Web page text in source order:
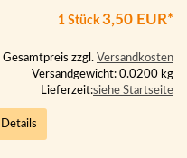
1 Stück3,50 EUR*
Gesamtpreis zzgl. Versandkosten
Versandgewicht: 0.0200 kg
Lieferzeit:siehe Startseite
Details